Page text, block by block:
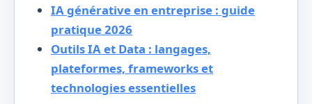
IA générative en entreprise : guide
pratique 2026
Outils IA et Data : langages,
plateformes, frameworks et
technologies essentielles